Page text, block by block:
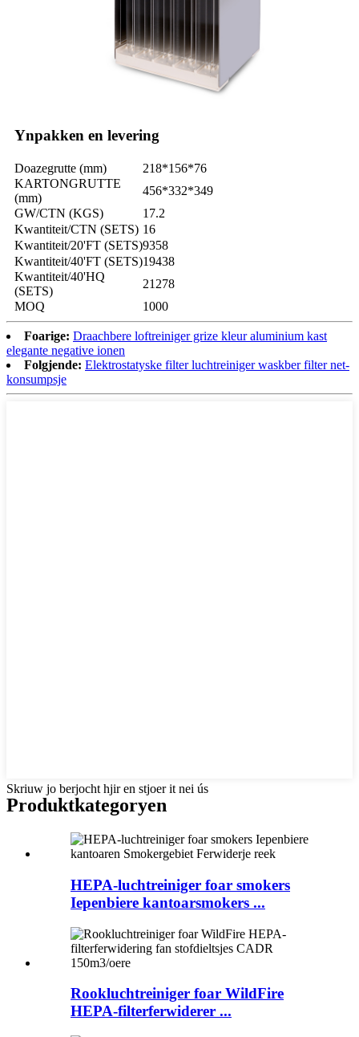
Ynpakken en levering
Doazegrutte (mm)
218*156*76
KARTONGRUTTE
(mm)
456*332*349
GW/CTN (KGS)
17.2
Kwantiteit/CTN (SETS) 16
Kwantiteit/20'FT (SETS)9358
Kwantiteit/40'FT (SETS)19438
Kwantiteit/40'HQ
(SETS)
21278
MOQ
1000
Foarige: Draachbere loftreiniger grize kleur aluminium kast
elegante negative ionen
Folgjende: Elektrostatyske filter luchtreiniger waskber filter net-
konsumpsje
Skriuw jo berjocht hjir en stjoer it nei ús
Produktkategoryen
HEPA-luchtreiniger foar smokers
Iepenbiere kantoarsmokers ...
Rookluchtreiniger foar WildFire
HEPA-filterferwiderer ...